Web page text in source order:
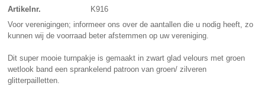
Artikelnr.
K916
Voor verenigingen; informeer ons over de aantallen die u nodig heeft, zo
kunnen wij de voorraad beter afstemmen op uw vereniging.
Dit super mooie turnpakje is gemaakt in zwart glad velours met groen
wetlook band een sprankelend patroon van groen/ zilveren
glitterpailletten.